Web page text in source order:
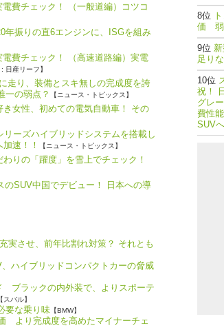
費チェック！ （一般道編）コツコ
年振りの直6エンジンに、ISGを組み
費チェック！ （高速道路編）実電
日産リーフ】
走り、装備とスキ無しの完成度を誇
一の弱点？
【ニュース・トピックス】
き女性、初めての電気自動車！ その
ーズハイブリッドシステムを搭載し
速！！
【ニュース・トピックス】
りの「躍度」を雪上でチェック！
のSUV中国でデビュー！ 日本への導
実させ、前年比割れ対策？ それとも
ハイブリッドコンパクトカーの脅威
ブラックの内外装で、よりスポーテ
【スバル】
要な乗り味 【BMW】
より完成度を高めたマイナーチェ
価 弱
足り
祝！
グレ
費性
SUV